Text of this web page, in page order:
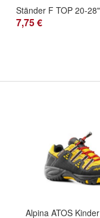
7,75 €
Alpina ATOS Kinder